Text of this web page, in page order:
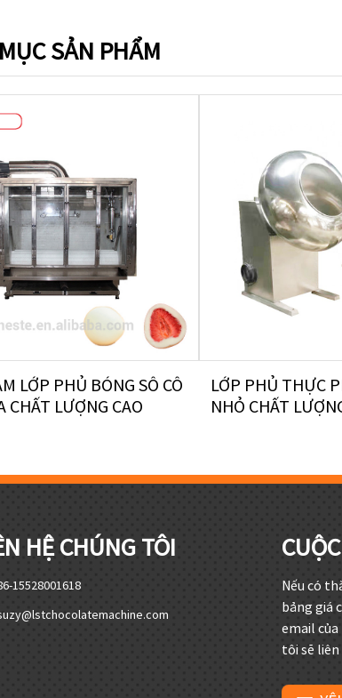
SẢN PHẨM
LỚP PHỦ BÓNG SÔ CÔ
CHẤT LƯỢNG CAO
LỚP PHỦ THỰC
NHỎ CHẤT
HỆ CHÚNG TÔI
15528001618
Nếu có
bảng giá
email
tôi sẽ